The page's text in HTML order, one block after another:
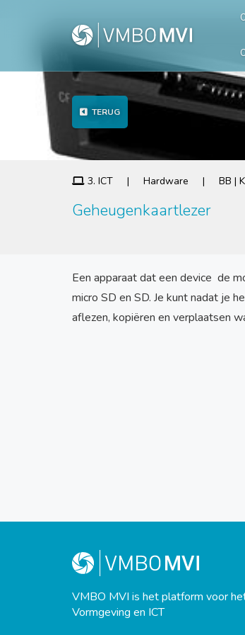
TERUG
3. ICT | Hardware | BB |
Geheugenkaartlezer
Een apparaat dat een device de
micro SD en SD. Je kunt nadat je
aflezen, kopiëren en verplaatsen
VMBO MVI is het platform voor
Vormgeving en ICT